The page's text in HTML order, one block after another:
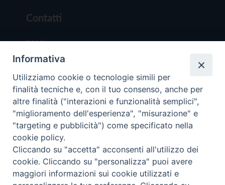
Contatti
Chi Siamo
Redazione
Scrivici
Copyright © 2019 - Tutti i diritti riservati - Vita
Trentina Editrice
Privacy Policy
Informativa
Utilizziamo cookie o tecnologie simili per
finalità tecniche e, con il tuo consenso, anche per
altre finalità ("interazioni e funzionalità semplici",
"miglioramento dell'esperienza", "misurazione" e
"targeting e pubblicità") come specificato nella
cookie policy.
Cliccando su "accetta" acconsenti all'utilizzo dei
cookie. Cliccando su "personalizza" puoi avere
maggiori informazioni sui cookie utilizzati e